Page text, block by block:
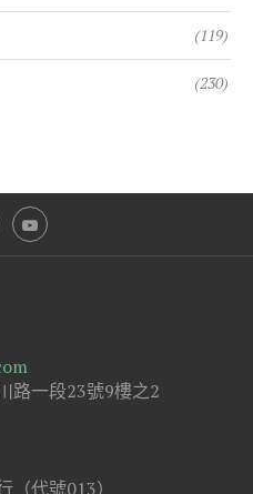
(119)
(230)
路一段23號9樓之2
代號013）